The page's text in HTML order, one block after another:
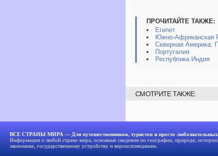
ПРОЧИТАЙТЕ ТАКЖЕ:
Египет
Южно-Африканская
Северная Америка:
Португалия
Республика Индия
СМОТРИТЕ ТАКЖЕ:
ВСЕ СТРАНЫ МИРА — Для путешественников, туристов и просто
Информация о любой стране мира, основные сведения по географии, природе,
экономике, государственному устройству и вероисповеданию.